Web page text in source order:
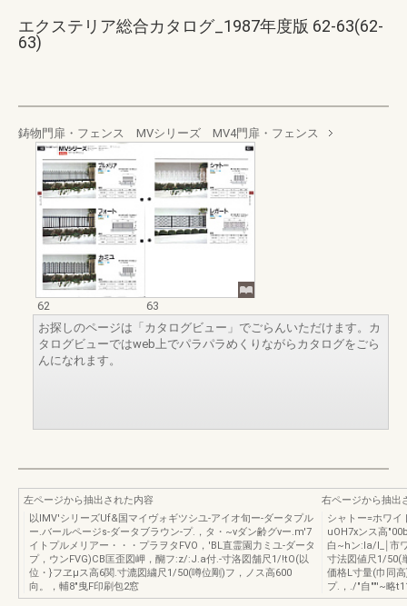
エクステリア総合カタログ_1987年度版 62-63(62-
63)
鋳物門扉・フェンス MVシリーズ MV4門扉・フェンス
62
63
お探しのページは「カタログビュー」でごらんいただけます。カ
タログビューではweb上でパラパラめくりながらカタログをごら
んになれます。
左ページから抽出された内容
以IMV'シリーズUf&国マイヴォギツシユ-アイオ旬ー-ダータプル
ー.バールページs-ダータブラウン-プ.，タ・~νダン齢グνー.m'7
イトプルメリアー・・・プラヲタFVO，'BL直霊園力ミユ-ダータ
プ，ウンFVG)CB匡歪図岬，醐フ:z/:J.a付.-寸洛図舗尺1/!tO(以
位・}フヱμス高6関.寸漉図繍尺1/50(噂位剛)フ，ノス高600
向。，輔8"曳F印刷包2窓
右ページから抽出
シャトー=ホワイ
uOH7xンス高
白~hン:la/l_￨市
寸法図値尺1/50(
価格L寸量(巾同
プ.，./"自""'~略